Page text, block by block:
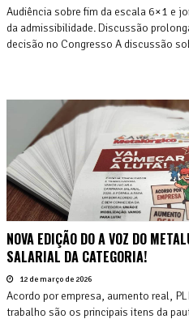
Audiência sobre fim da escala 6×1 e
da admissibilidade. Discussão
decisão no Congresso A discussão
NOVA EDIÇÃO DO A VOZ DO
SALARIAL DA CATEGORIA!
12 de março de 2026
Acordo por empresa, aumento real,
trabalho são os principais itens da